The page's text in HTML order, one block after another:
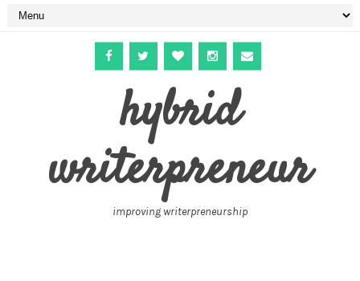
hybrid
writerpreneur
improving writerpreneurship